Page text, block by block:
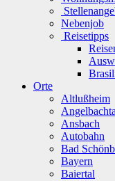
Nebenjob
Reisetipps
Orte
Altlußheim
Ansbach
Autobahn
Bad
Bayern
Baiertal